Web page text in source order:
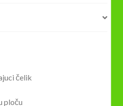
čelik
ploču